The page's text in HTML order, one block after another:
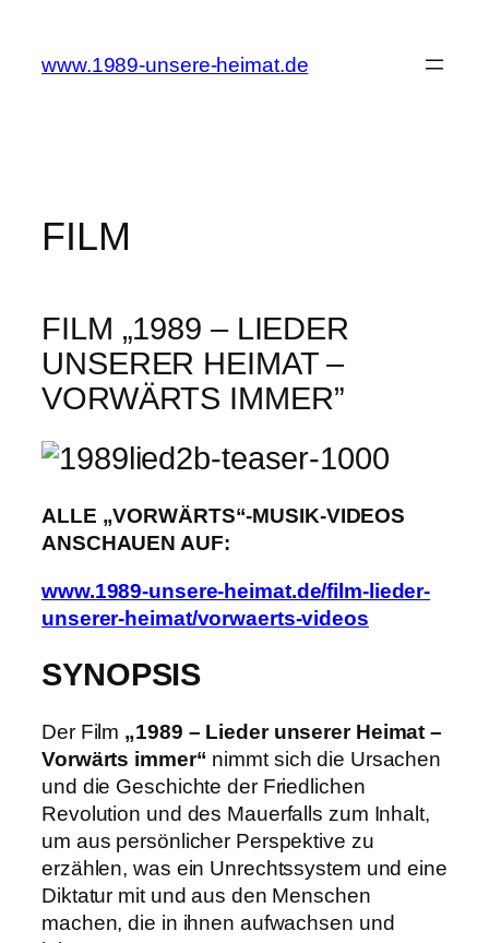
springen
www.1989-unsere-heimat.de
FILM
FILM „1989 – LIEDER
UNSERER HEIMAT –
VORWÄRTS IMMER”
ALLE „VORWÄRTS“-MUSIK-VIDEOS
ANSCHAUEN AUF:
www.1989-unsere-heimat.de/film-lieder-
unserer-heimat/vorwaerts-videos
SYNOPSIS
Der Film „1989 – Lieder unserer Heimat –
Vorwärts immer“ nimmt sich die Ursachen
und die Geschichte der Friedlichen
Revolution und des Mauerfalls zum Inhalt,
um aus persönlicher Perspektive zu
erzählen, was ein Unrechtssystem und eine
Diktatur mit und aus den Menschen
machen, die in ihnen aufwachsen und